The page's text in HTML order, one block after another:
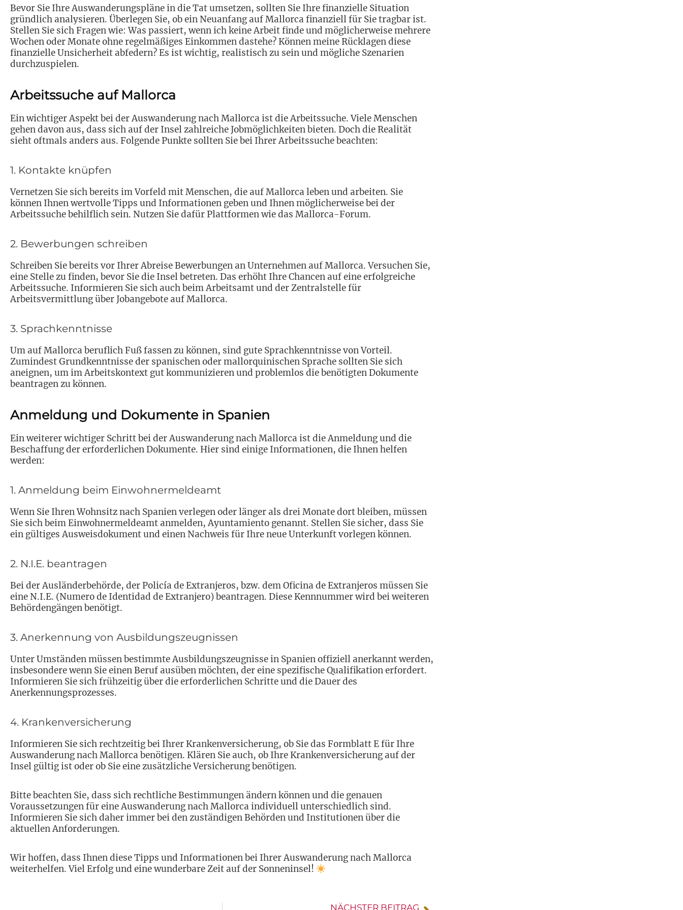
Bevor Sie Ihre Auswanderungspläne in die Tat umsetzen, sollten Sie Ihre finanzielle Situation
gründlich analysieren. Überlegen Sie, ob ein Neuanfang auf Mallorca finanziell für Sie tragbar ist.
Stellen Sie sich Fragen wie: Was passiert, wenn ich keine Arbeit finde und möglicherweise mehrere
Wochen oder Monate ohne regelmäßiges Einkommen dastehe? Können meine Rücklagen diese
finanzielle Unsicherheit abfedern? Es ist wichtig, realistisch zu sein und mögliche Szenarien
durchzuspielen.
Arbeitssuche auf Mallorca
Ein wichtiger Aspekt bei der Auswanderung nach Mallorca ist die Arbeitssuche. Viele Menschen
gehen davon aus, dass sich auf der Insel zahlreiche Jobmöglichkeiten bieten. Doch die Realität
sieht oftmals anders aus. Folgende Punkte sollten Sie bei Ihrer Arbeitssuche beachten:
1. Kontakte knüpfen
Vernetzen Sie sich bereits im Vorfeld mit Menschen, die auf Mallorca leben und arbeiten. Sie
können Ihnen wertvolle Tipps und Informationen geben und Ihnen möglicherweise bei der
Arbeitssuche behilflich sein. Nutzen Sie dafür Plattformen wie das Mallorca-Forum.
2. Bewerbungen schreiben
Schreiben Sie bereits vor Ihrer Abreise Bewerbungen an Unternehmen auf Mallorca. Versuchen Sie,
eine Stelle zu finden, bevor Sie die Insel betreten. Das erhöht Ihre Chancen auf eine erfolgreiche
Arbeitssuche. Informieren Sie sich auch beim Arbeitsamt und der Zentralstelle für
Arbeitsvermittlung über Jobangebote auf Mallorca.
3. Sprachkenntnisse
Um auf Mallorca beruflich Fuß fassen zu können, sind gute Sprachkenntnisse von Vorteil.
Zumindest Grundkenntnisse der spanischen oder mallorquinischen Sprache sollten Sie sich
aneignen, um im Arbeitskontext gut kommunizieren und problemlos die benötigten Dokumente
beantragen zu können.
Anmeldung und Dokumente in Spanien
Ein weiterer wichtiger Schritt bei der Auswanderung nach Mallorca ist die Anmeldung und die
Beschaffung der erforderlichen Dokumente. Hier sind einige Informationen, die Ihnen helfen
werden:
1. Anmeldung beim Einwohnermeldeamt
Wenn Sie Ihren Wohnsitz nach Spanien verlegen oder länger als drei Monate dort bleiben, müssen
Sie sich beim Einwohnermeldeamt anmelden, Ayuntamiento genannt. Stellen Sie sicher, dass Sie
ein gültiges Ausweisdokument und einen Nachweis für Ihre neue Unterkunft vorlegen können.
2. N.I.E. beantragen
Bei der Ausländerbehörde, der Policía de Extranjeros, bzw. dem Oficina de Extranjeros müssen Sie
eine N.I.E. (Numero de Identidad de Extranjero) beantragen. Diese Kennnummer wird bei weiteren
Behördengängen benötigt.
3. Anerkennung von Ausbildungszeugnissen
Unter Umständen müssen bestimmte Ausbildungszeugnisse in Spanien offiziell anerkannt werden,
insbesondere wenn Sie einen Beruf ausüben möchten, der eine spezifische Qualifikation erfordert.
Informieren Sie sich frühzeitig über die erforderlichen Schritte und die Dauer des
Anerkennungsprozesses.
4. Krankenversicherung
Informieren Sie sich rechtzeitig bei Ihrer Krankenversicherung, ob Sie das Formblatt E für Ihre
Auswanderung nach Mallorca benötigen. Klären Sie auch, ob Ihre Krankenversicherung auf der
Insel gültig ist oder ob Sie eine zusätzliche Versicherung benötigen.
Bitte beachten Sie, dass sich rechtliche Bestimmungen ändern können und die genauen
Voraussetzungen für eine Auswanderung nach Mallorca individuell unterschiedlich sind.
Informieren Sie sich daher immer bei den zuständigen Behörden und Institutionen über die
aktuellen Anforderungen.
Wir hoffen, dass Ihnen diese Tipps und Informationen bei Ihrer Auswanderung nach Mallorca
weiterhelfen. Viel Erfolg und eine wunderbare Zeit auf der Sonneninsel!
NÄCHSTER BEITRAG